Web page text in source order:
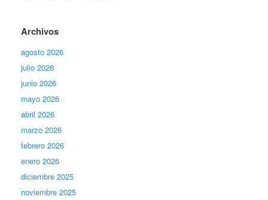
Archivos
agosto 2026
julio 2026
junio 2026
mayo 2026
abril 2026
marzo 2026
febrero 2026
enero 2026
diciembre 2025
noviembre 2025